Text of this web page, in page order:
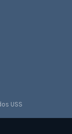
USS